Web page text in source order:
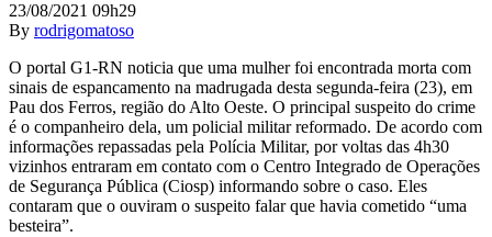
23/08/2021 09h29
By rodrigomatoso
O portal G1-RN noticia que uma mulher foi encontrada morta com
sinais de espancamento na madrugada desta segunda-feira (23), em
Pau dos Ferros, região do Alto Oeste. O principal suspeito do crime
é o companheiro dela, um policial militar reformado. De acordo com
informações repassadas pela Polícia Militar, por voltas das 4h30
vizinhos entraram em contato com o Centro Integrado de Operações
de Segurança Pública (Ciosp) informando sobre o caso. Eles
contaram que o ouviram o suspeito falar que havia cometido “uma
besteira”.